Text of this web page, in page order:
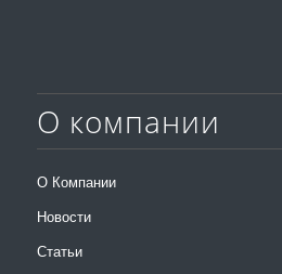
О компании
О Компании
Новости
Статьи